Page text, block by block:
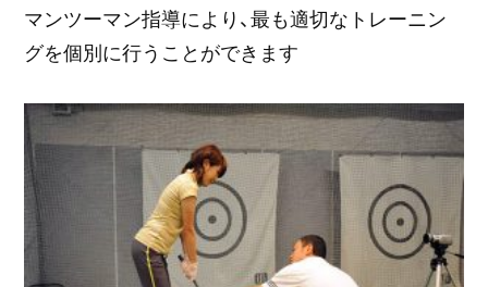
マンツーマン指導により、最も適切なトレーニン
グを個別に行うことができます